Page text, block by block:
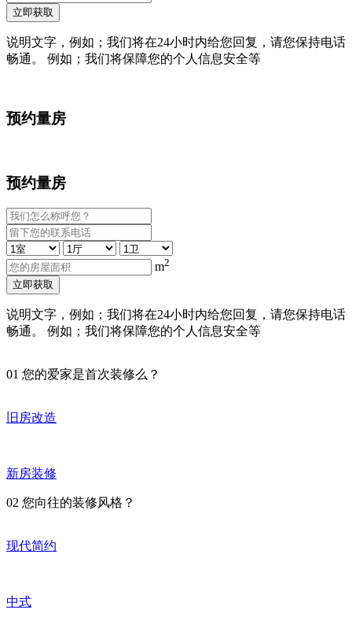
立即获取
说明文字，例如；我们将在24小时内给您回复，请您保持电话
畅通。 例如；我们将保障您的个人信息安全等
预约量房
预约量房
m2
立即获取
说明文字，例如；我们将在24小时内给您回复，请您保持电话
畅通。 例如；我们将保障您的个人信息安全等
01 您的爱家是首次装修么？
旧房改造
新房装修
02 您向往的装修风格？
现代简约
中式